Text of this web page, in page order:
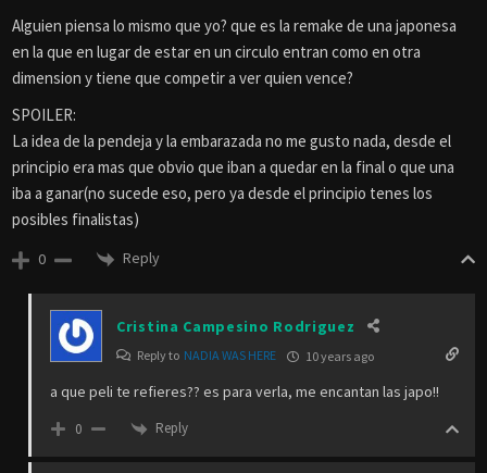
Alguien piensa lo mismo que yo? que es la remake de una japonesa
en la que en lugar de estar en un circulo entran como en otra
dimension y tiene que competir a ver quien vence?
SPOILER:
La idea de la pendeja y la embarazada no me gusto nada, desde el
principio era mas que obvio que iban a quedar en la final o que una
iba a ganar(no sucede eso, pero ya desde el principio tenes los
posibles finalistas)
0 Reply
Cristina Campesino Rodriguez
Reply to NADIA WAS HERE 10 years ago
a que peli te refieres?? es para verla, me encantan las japo!!
0 Reply